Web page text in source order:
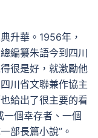
升華。1956年，
編纂朱語今到四川
很是好，就激勵他
川省文聯兼作協主
給出了很主要的看
一個幸存者、一個
部長篇小說”。